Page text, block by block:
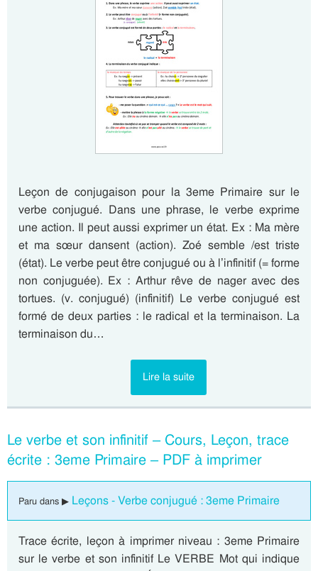
Leçon de conjugaison pour la 3eme Primaire sur le
verbe conjugué. Dans une phrase, le verbe exprime
une action. Il peut aussi exprimer un état. Ex : Ma mère
et ma sœur dansent (action). Zoé semble /est triste
(état). Le verbe peut être conjugué ou à l’infinitif (= forme
non conjuguée). Ex : Arthur rêve de nager avec des
tortues. (v. conjugué) (infinitif) Le verbe conjugué est
formé de deux parties : le radical et la terminaison. La
terminaison du…
Lire la suite
Le verbe et son infinitif – Cours, Leçon, trace
écrite : 3eme Primaire – PDF à imprimer
Paru dans ▶ Leçons - Verbe conjugué : 3eme Primaire
Trace écrite, leçon à imprimer niveau : 3eme Primaire
sur le verbe et son infinitif Le VERBE Mot qui indique